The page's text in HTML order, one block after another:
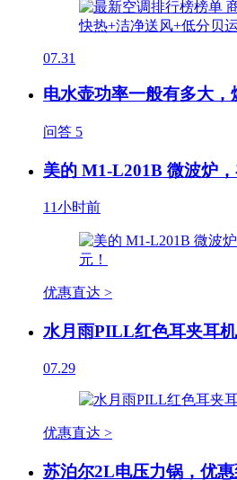
07.31
电水壶功率一般有多大，
问答 5
美的 M1-L201B 微波炉，
11小时前
优惠直达 >
水月雨PILL红色耳夹耳
07.29
优惠直达 >
苏泊尔2L电压力锅，优